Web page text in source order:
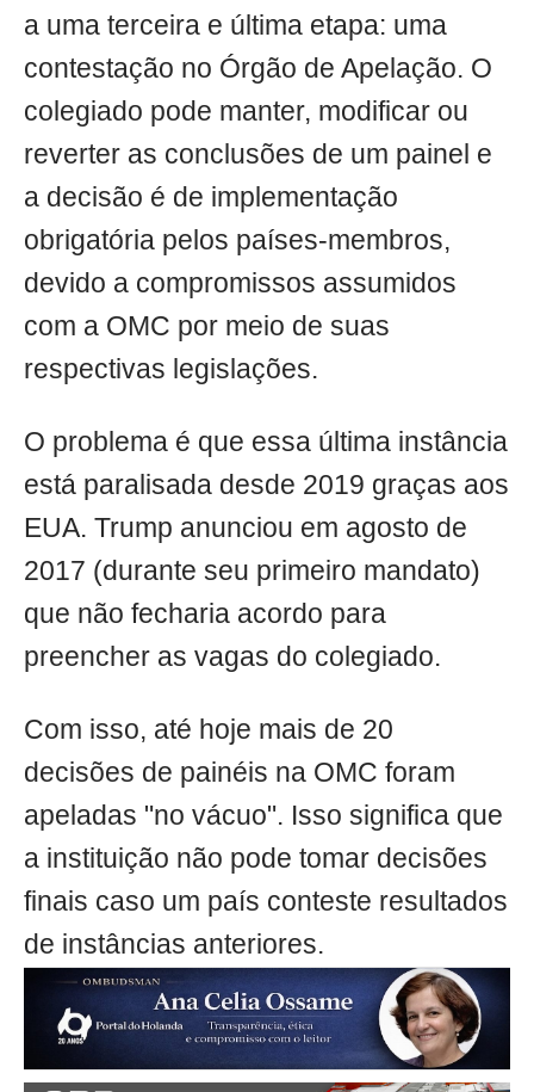
a uma terceira e última etapa: uma
contestação no Órgão de Apelação. O
colegiado pode manter, modificar ou
reverter as conclusões de um painel e
a decisão é de implementação
obrigatória pelos países-membros,
devido a compromissos assumidos
com a OMC por meio de suas
respectivas legislações.
O problema é que essa última instância
está paralisada desde 2019 graças aos
EUA. Trump anunciou em agosto de
2017 (durante seu primeiro mandato)
que não fecharia acordo para
preencher as vagas do colegiado.
Com isso, até hoje mais de 20
decisões de painéis na OMC foram
apeladas "no vácuo". Isso significa que
a instituição não pode tomar decisões
finais caso um país conteste resultados
de instâncias anteriores.